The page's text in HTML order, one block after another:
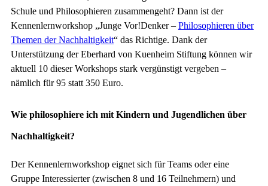
Schule und Philosophieren zusammengeht? Dann ist der
Kennenlernworkshop „Junge Vor!Denker – Philosophieren über
Themen der Nachhaltigkeit“ das Richtige. Dank der
Unterstützung der Eberhard von Kuenheim Stiftung können wir
aktuell 10 dieser Workshops stark vergünstigt vergeben –
nämlich für 95 statt 350 Euro.
Wie philosophiere ich mit Kindern und Jugendlichen über
Nachhaltigkeit?
Der Kennenlernworkshop eignet sich für Teams oder eine
Gruppe Interessierter (zwischen 8 und 16 Teilnehmern) und